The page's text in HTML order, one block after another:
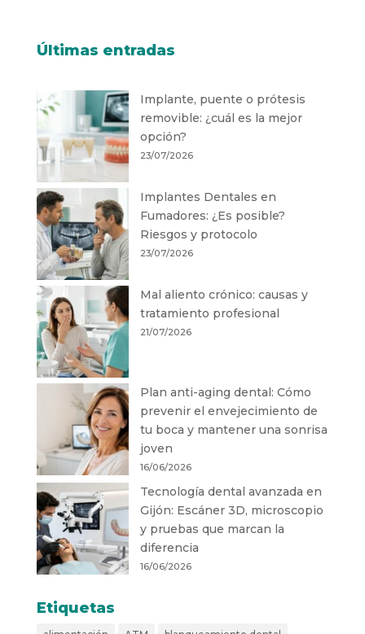
Últimas entradas
Implante, puente o prótesis
removible: ¿cuál es la mejor
opción?
23/07/2026
Implantes Dentales en
Fumadores: ¿Es posible?
Riesgos y protocolo
23/07/2026
Mal aliento crónico: causas y
tratamiento profesional
21/07/2026
Plan anti-aging dental: Cómo
prevenir el envejecimiento de
tu boca y mantener una sonrisa
joven
16/06/2026
Tecnología dental avanzada en
Gijón: Escáner 3D, microscopio
y pruebas que marcan la
diferencia
16/06/2026
Etiquetas